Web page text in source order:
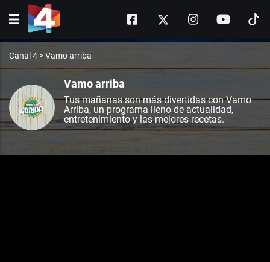
Canal 4 >Vamo arriba
Vamo arriba
Tus mañanas son más divertidas con Vamo
Arriba, un programa lleno de actualidad,
entretenimiento y las mejores recetas.